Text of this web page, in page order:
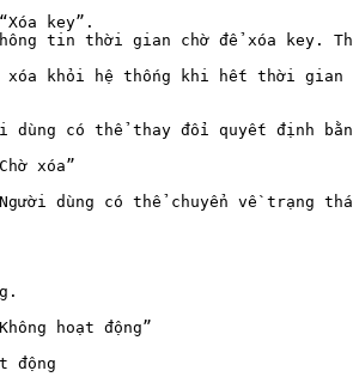
key”.
tin thời gian chờ để xóa key.
xóa khỏi hệ thống khi hết thời
có thể thay đổi quyết định
xóa”
dùng có thể chuyển về trạng
hoạt động”
động